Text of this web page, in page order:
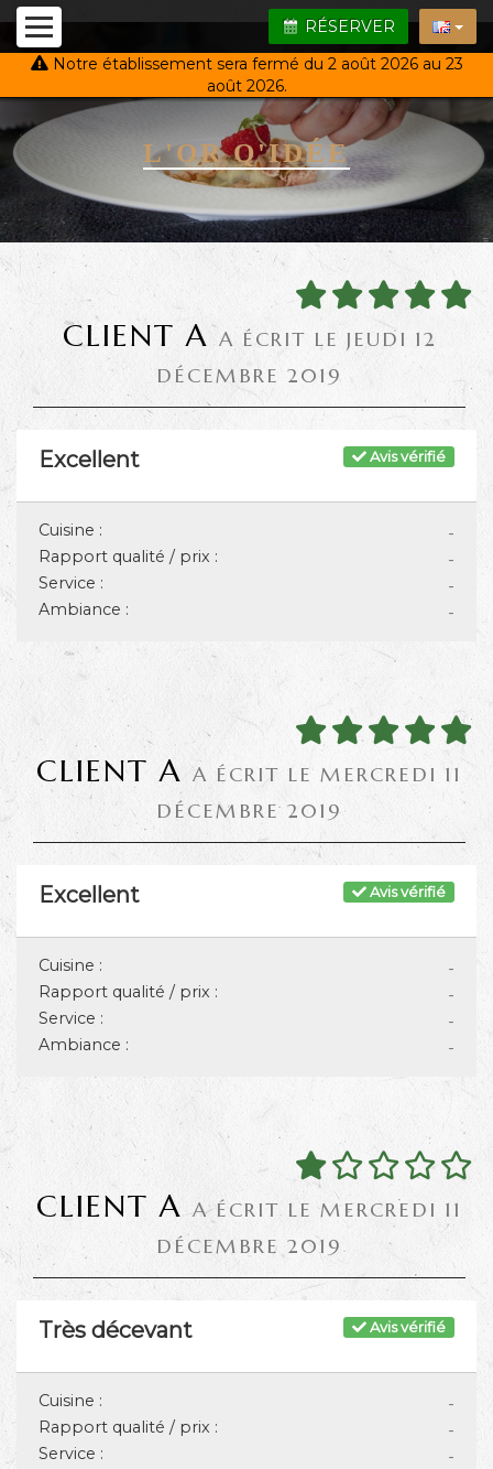
RÉSERVER
Notre établissement sera fermé du 2 août 2026 au 23
août 2026.
L'OR Q'IDÉE
CLIENT A A ÉCRIT LE JEUDI 12
DÉCEMBRE 2019
Avis vérifié
Excellent
-
Cuisine :
-
Rapport qualité / prix :
-
Service :
-
Ambiance :
CLIENT A A ÉCRIT LE MERCREDI 11
DÉCEMBRE 2019
Avis vérifié
Excellent
-
Cuisine :
-
Rapport qualité / prix :
-
Service :
-
Ambiance :
CLIENT A A ÉCRIT LE MERCREDI 11
DÉCEMBRE 2019
Avis vérifié
Très décevant
-
Cuisine :
-
Rapport qualité / prix :
-
Service :